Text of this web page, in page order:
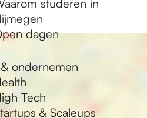
studeren in
dagen
ondernemen
Tech
& Scaleups